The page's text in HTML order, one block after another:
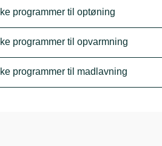
programmer til optøning
programmer til opvarmning
programmer til madlavning